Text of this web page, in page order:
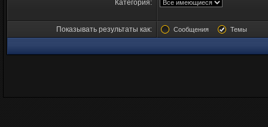
Категория:
Показывать результаты как: Сообщения Темы